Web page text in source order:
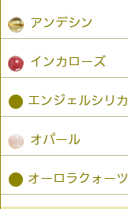
アンデシン
インカローズ
● エンジェルシリカ
オパール
● オーロラクォーツ